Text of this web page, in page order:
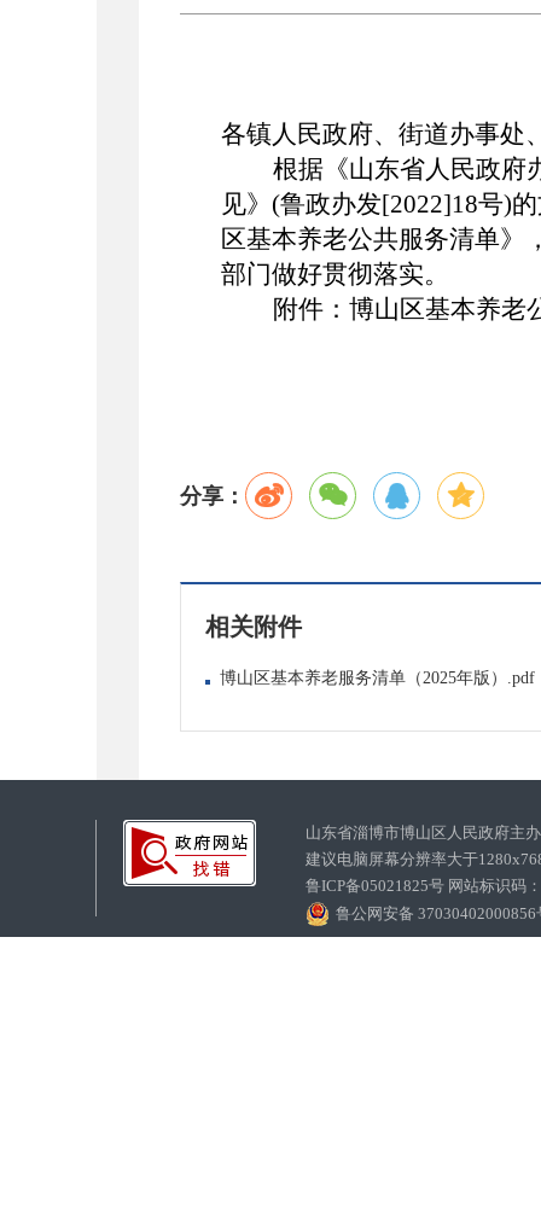
各镇人民政府、街道办事处
根据《山东省人民政府
见》 (鲁政办发[2022]18号)的
区基本养老公共服务清单》
部门做好贯彻落实。
附件：博山区基本养老
分享：
相关附件
博山区基本养老服务清单（2025年版）.pdf
山东省淄博市博山区人民政府
建议电脑屏幕分辨率大于
鲁ICP备05021825号 网站标识码
鲁公网安备 37030402000856